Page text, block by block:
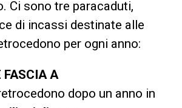
Ci sono tre paracaduti,
di incassi destinate alle
per ogni anno:
FASCIA A
dopo un anno in